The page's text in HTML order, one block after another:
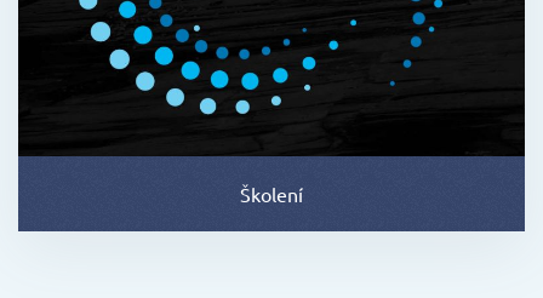
Školení